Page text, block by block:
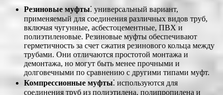
Резиновые муфты⁚ универсальный вариант,
применяемый для соединения различных видов труб,
включая чугунные, асбестоцементные, ПВХ и
полиэтиленовые. Резиновые муфты обеспечивают
герметичность за счет сжатия резинового кольца между
трубами. Они отличаются простотой монтажа и
демонтажа, но могут быть менее прочными и
долговечными по сравнению с другими типами муфт.
Компрессионные муфты⁚ используются для
соединения труб из полиэтилена, полипропилена и